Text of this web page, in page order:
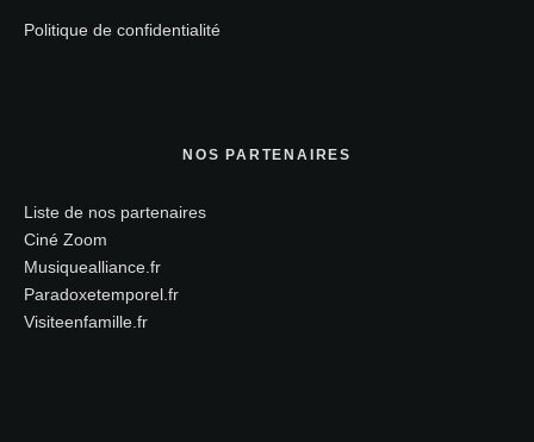
Politique de confidentialité
NOS PARTENAIRES
Liste de nos partenaires
Ciné Zoom
Musiquealliance.fr
Paradoxetemporel.fr
Visiteenfamille.fr